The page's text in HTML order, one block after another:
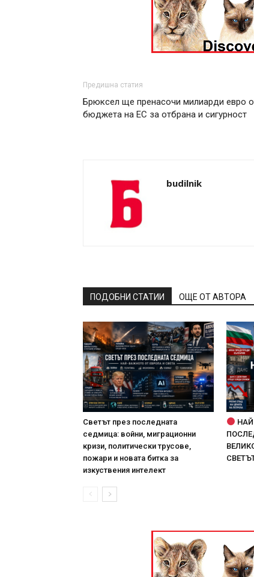
Предишна статия
Брюксел ще пренасочи милиарди евро
бюджета на ЕС за отбрана и сигурност
budilnik
ПОДОБНИ СТАТИИ ОЩЕ ОТ АВТОРА
Светът през последната
седмица: войни, миграционни
кризи, политически трусове,
пожари и новата битка за
изкуствения интелект